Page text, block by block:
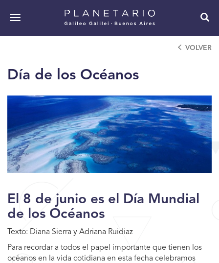
principalnavigation
Día de los Océanos
VOLVER
El 8 de junio es el Día Mundial
de los Océanos
Texto: Diana Sierra y Adriana Ruidiaz
Para recordar a todos el papel importante que tienen los
océanos en la vida cotidiana en esta fecha celebramos